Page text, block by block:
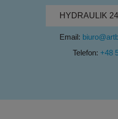
HYDRAULIK
Email:
Telefon: +48